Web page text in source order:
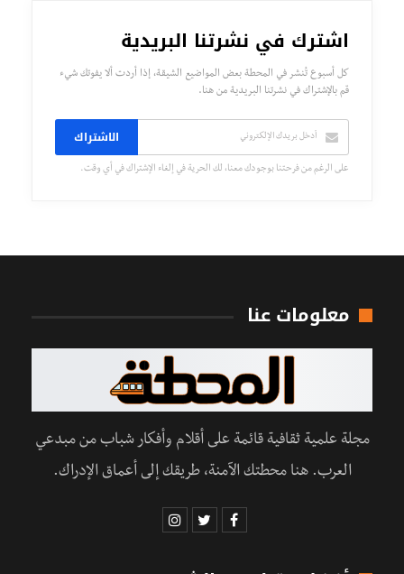
اشترك في نشرتنا البريدية
كل أسبوع تُنشر في المحطة بعض المواضيع الشيقة، إذا أردت ألا يفوتك شيء
قم بالإشتراك في نشرتنا البريدية من هنا.
الاشتراك
على الرغم من فرحتنا بوجودك معنا، لك الحرية في إلغاء الإشتراك في أي وقت.
معلومات عنا
مجلة علمية ثقافية قائمة على أقلام وأفكار شباب من مبدعي
العرب. هنا محطتك الآمنة، طريقك إلى أعماق الإدراك.